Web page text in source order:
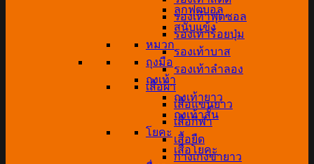
รองเท้าฟุตซอล
รองเท้าร้อยปุ่ม
รองเท้าบาส
รองเท้าลำลอง
เสื้อผ้า
เสื้อแขนยาว
เสื้อกีฬา
เสื้อยืด
กางเกงขายาว
ลูกฟุตบอล
สนับแข้ง
หมวก
ถุงมือ
ถุงเท้า
ถุงเท้ายาว
ถุงเท้าสั้น
โยคะ
เสื่อโยคะ